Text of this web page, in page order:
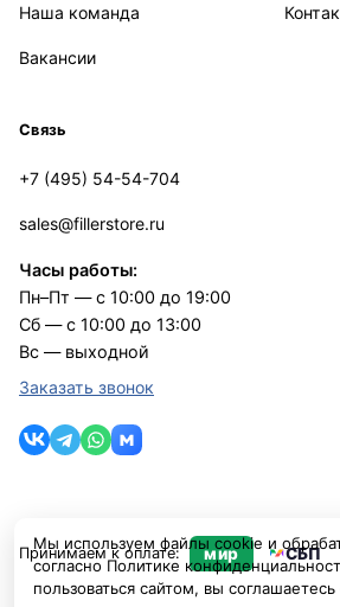
Мы используем файлы cookie и
согласно Политике
пользоваться сайтом, вы соглашаетесь
Наша команда
Вакансии
Связь
+7 (495) 54-54-704
sales@fillerstore.ru
Часы работы:
Пн–Пт — с 10:00 до 19:00
Сб — с 10:00 до 13:00
Вс — выходной
Заказать звонок
Принимаем к оплате: мир СБП